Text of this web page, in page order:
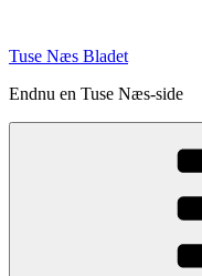
indhold
Tuse Næs Bladet
Endnu en Tuse Næs-side